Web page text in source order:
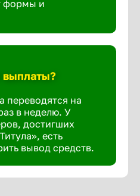
формы и
выплаты?
переводятся на
в неделю. У
достигших
есть
вывод средств.